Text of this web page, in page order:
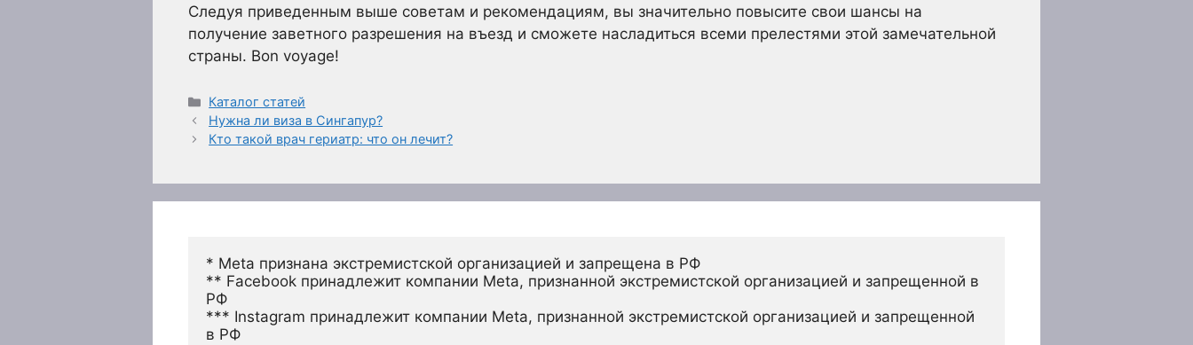
Следуя приведенным выше советам и рекомендациям, вы значительно повысите свои шансы на
получение заветного разрешения на въезд и сможете насладиться всеми прелестями этой замечательной
страны. Bon voyage!
Рубрики
Каталог статей
Нужна ли виза в Сингапур?
Кто такой врач гериатр: что он лечит?
* Meta признана экстремистской организацией и запрещена в РФ
** Facebook принадлежит компании Meta, признанной экстремистской организацией и запрещенной в
РФ
*** Instagram принадлежит компании Meta, признанной экстремистской организацией и запрещенной
в РФ